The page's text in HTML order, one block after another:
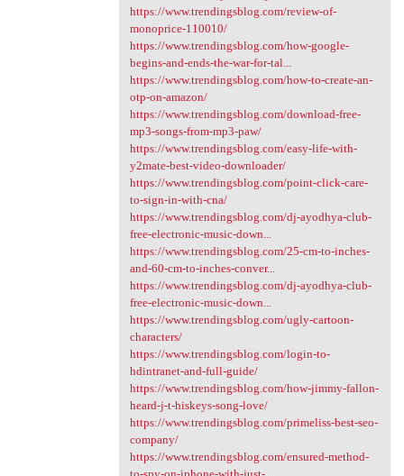
https://www.trendingsblog.com/review-of-
monoprice-110010/
https://www.trendingsblog.com/how-google-
begins-and-ends-the-war-for-tal...
https://www.trendingsblog.com/how-to-create-an-
otp-on-amazon/
https://www.trendingsblog.com/download-free-
mp3-songs-from-mp3-paw/
https://www.trendingsblog.com/easy-life-with-
y2mate-best-video-downloader/
https://www.trendingsblog.com/point-click-care-
to-sign-in-with-cna/
https://www.trendingsblog.com/dj-ayodhya-club-
free-electronic-music-down...
https://www.trendingsblog.com/25-cm-to-inches-
and-60-cm-to-inches-conver...
https://www.trendingsblog.com/dj-ayodhya-club-
free-electronic-music-down...
https://www.trendingsblog.com/ugly-cartoon-
characters/
https://www.trendingsblog.com/login-to-
hdintranet-and-full-guide/
https://www.trendingsblog.com/how-jimmy-fallon-
heard-j-t-hiskeys-song-love/
https://www.trendingsblog.com/primeliss-best-seo-
company/
https://www.trendingsblog.com/ensured-method-